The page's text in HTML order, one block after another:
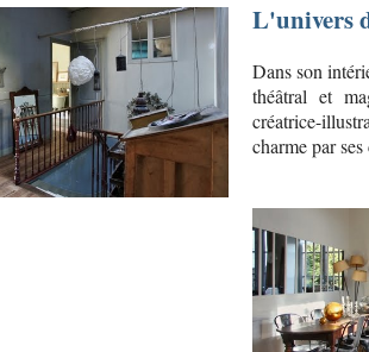
L'univers
Dans son
théâtral et
créatrice-
charme par